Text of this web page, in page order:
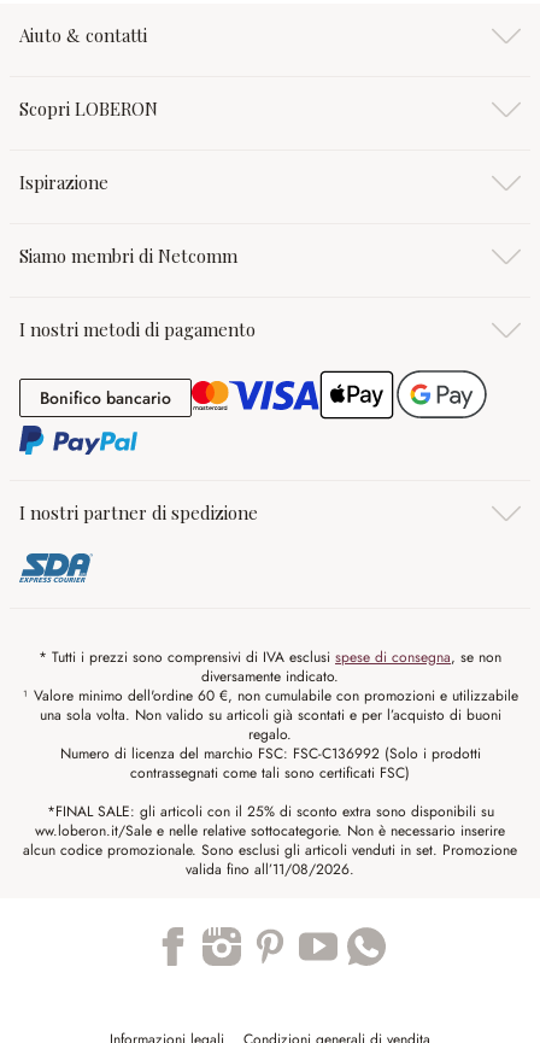
Aiuto & contatti
Scopri LOBERON
Ispirazione
Siamo membri di Netcomm
I nostri metodi di pagamento
Bonifico bancarioBonifico bancario
I nostri partner di spedizione
* Tutti i prezzi sono comprensivi di IVA esclusi spese di consegna, se non
diversamente indicato.
¹ Valore minimo dell'ordine 60 €, non cumulabile con promozioni e utilizzabile
una sola volta. Non valido su articoli già scontati e per l’acquisto di buoni
regalo.
Numero di licenza del marchio FSC: FSC-C136992 (Solo i prodotti
contrassegnati come tali sono certificati FSC)
*FINAL SALE: gli articoli con il 25% di sconto extra sono disponibili su
ww.loberon.it/Sale e nelle relative sottocategorie. Non è necessario inserire
alcun codice promozionale. Sono esclusi gli articoli venduti in set. Promozione
valida fino all’11/08/2026.